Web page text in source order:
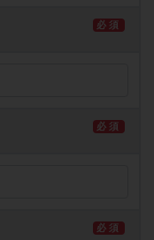
必須
必須
必須